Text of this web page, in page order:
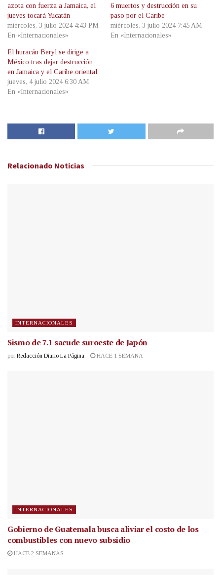
azota con fuerza a Jamaica, el
jueves tocará Yucatán
miércoles, 3 julio 2024 4:43 PM
En «Internacionales»
6 muertos y destrucción en su
paso por el Caribe
miércoles, 3 julio 2024 7:45 AM
En «Internacionales»
El huracán Beryl se dirige a
México tras dejar destrucción
en Jamaica y el Caribe oriental
jueves, 4 julio 2024 6:30 AM
En «Internacionales»
Relacionado Noticias
INTERNACIONALES
Sismo de 7.1 sacude suroeste de Japón
por Redacción Diario La Página HACE 1 SEMANA
INTERNACIONALES
Gobierno de Guatemala busca aliviar el costo de los
combustibles con nuevo subsidio
HACE 2 SEMANAS